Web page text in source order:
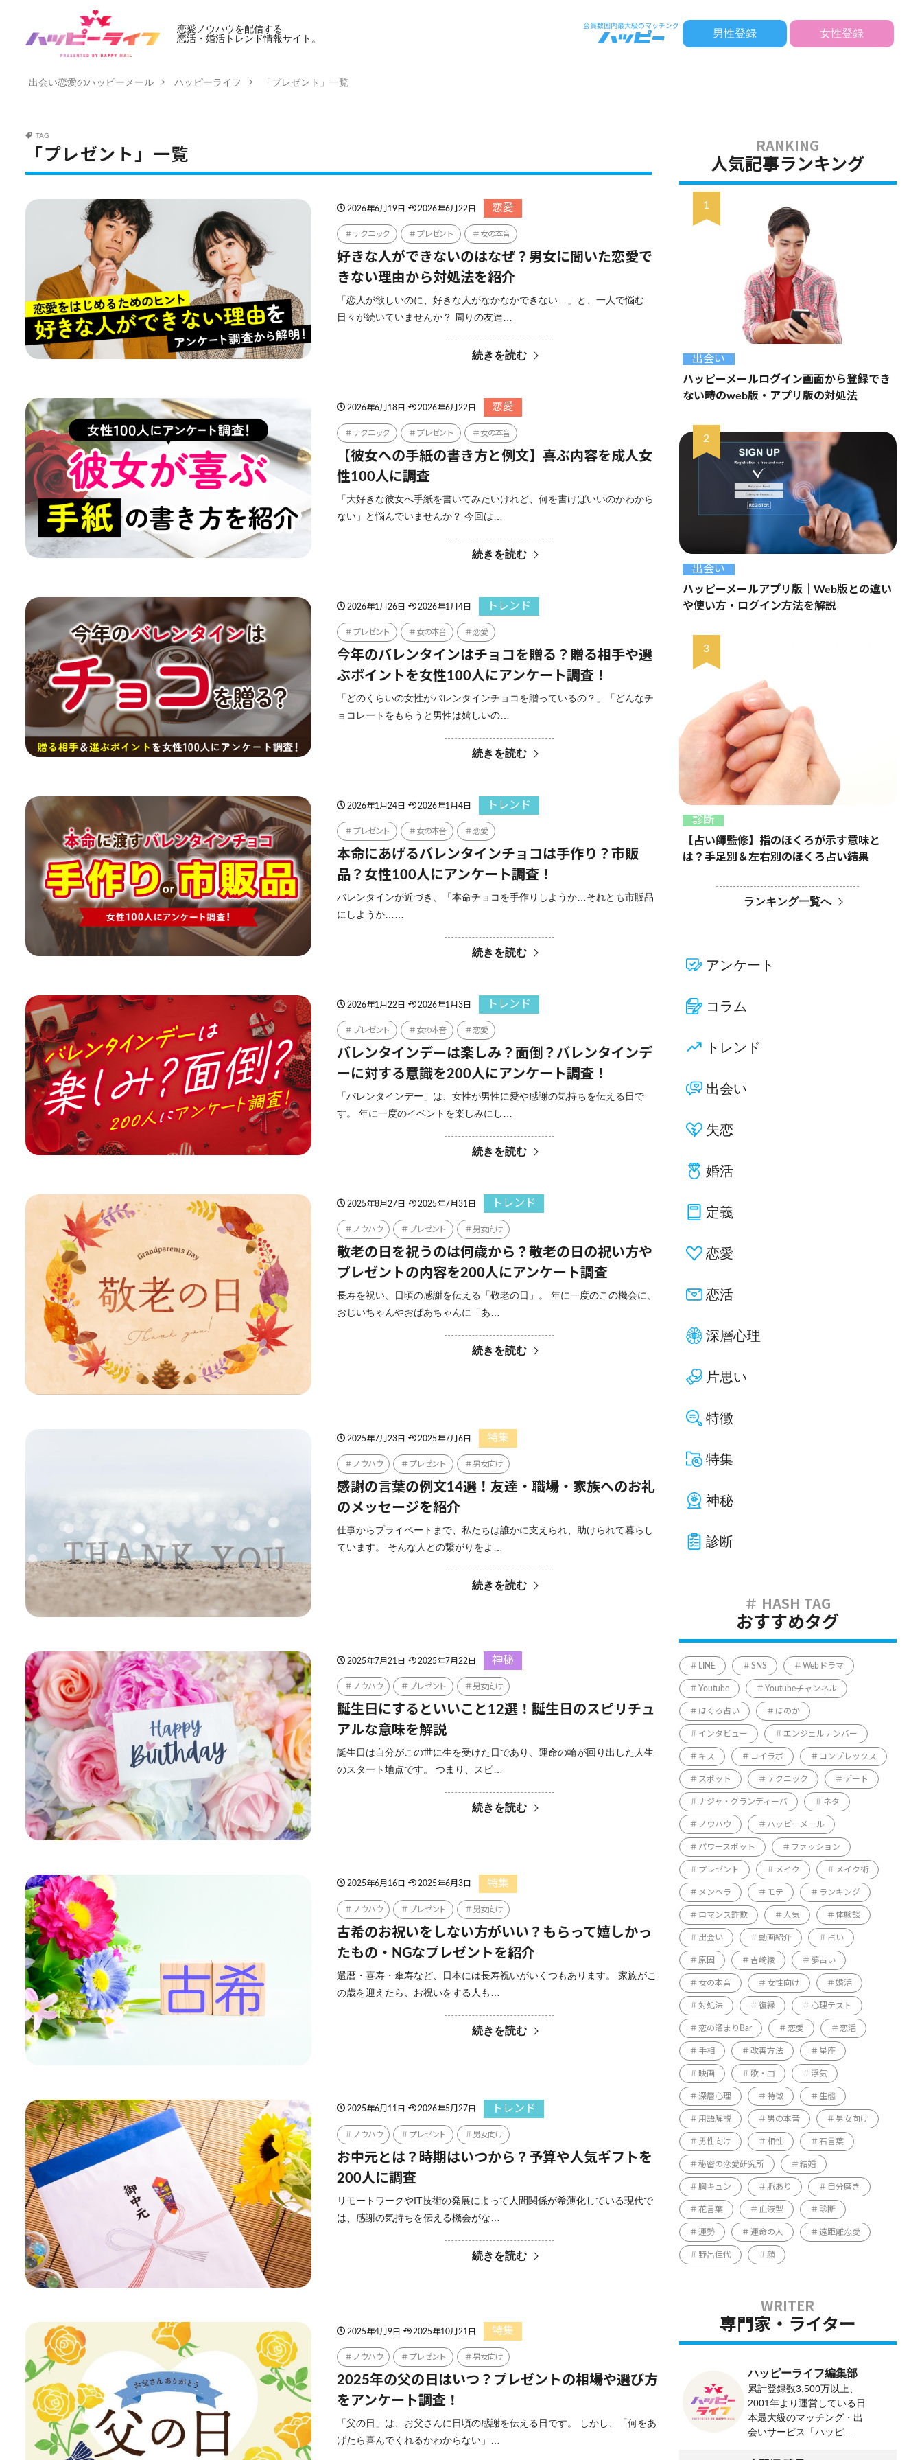
恋愛ノウハウを配信する
恋活・婚活トレンド情報サイト。
男性登録 女性登録
出会い恋愛のハッピーメール ハッピーライフ 「プレゼント」一覧
TAG
「プレゼント」一覧
2026年6月19日 2026年6月22日 恋愛
テクニック プレゼント 女の本音
好きな人ができないのはなぜ？男女に聞いた恋愛で
きない理由から対処法を紹介
「恋人が欲しいのに、好きな人がなかなかできない…」と、一人で悩む
日々が続いていませんか？ 周りの友達…
続きを読む
2026年6月18日 2026年6月22日 恋愛
テクニック プレゼント 女の本音
【彼女への手紙の書き方と例文】喜ぶ内容を成人女
性100人に調査
「大好きな彼女へ手紙を書いてみたいけれど、何を書けばいいのかわから
ない」と悩んでいませんか？ 今回は…
続きを読む
2026年1月26日 2026年1月4日 トレンド
プレゼント 女の本音 恋愛
今年のバレンタインはチョコを贈る？贈る相手や選
ぶポイントを女性100人にアンケート調査！
「どのくらいの女性がバレンタインチョコを贈っているの？」「どんなチ
ョコレートをもらうと男性は嬉しいの…
続きを読む
2026年1月24日 2026年1月4日 トレンド
プレゼント 女の本音 恋愛
本命にあげるバレンタインチョコは手作り？市販
品？女性100人にアンケート調査！
バレンタインが近づき、「本命チョコを手作りしようか…それとも市販品
にしようか……
続きを読む
2026年1月22日 2026年1月3日 トレンド
プレゼント 女の本音 恋愛
バレンタインデーは楽しみ？面倒？バレンタインデ
ーに対する意識を200人にアンケート調査！
「バレンタインデー」は、女性が男性に愛や感謝の気持ちを伝える日で
す。 年に一度のイベントを楽しみにし…
続きを読む
2025年8月27日 2025年7月31日 トレンド
ノウハウ プレゼント 男女向け
敬老の日を祝うのは何歳から？敬老の日の祝い方や
プレゼントの内容を200人にアンケート調査
長寿を祝い、日頃の感謝を伝える「敬老の日」。 年に一度のこの機会に、
おじいちゃんやおばあちゃんに「あ…
続きを読む
2025年7月23日 2025年7月6日 特集
ノウハウ プレゼント 男女向け
感謝の言葉の例文14選！友達・職場・家族へのお礼
のメッセージを紹介
仕事からプライベートまで、私たちは誰かに支えられ、助けられて暮らし
ています。 そんな人との繋がりをよ…
続きを読む
2025年7月21日 2025年7月22日 神秘
ノウハウ プレゼント 男女向け
誕生日にするといいこと12選！誕生日のスピリチュ
アルな意味を解説
誕生日は自分がこの世に生を受けた日であり、運命の輪が回り出した人生
のスタート地点です。 つまり、スピ…
続きを読む
2025年6月16日 2025年6月3日 特集
ノウハウ プレゼント 男女向け
古希のお祝いをしない方がいい？もらって嬉しかっ
たもの・NGなプレゼントを紹介
還暦・喜寿・傘寿など、日本には長寿祝いがいくつもあります。 家族がこ
の歳を迎えたら、お祝いをする人も…
続きを読む
2025年6月11日 2026年5月27日 トレンド
ノウハウ プレゼント 男女向け
お中元とは？時期はいつから？予算や人気ギフトを
200人に調査
リモートワークやIT技術の発展によって人間関係が希薄化している現代で
は、感謝の気持ちを伝える機会がな…
続きを読む
2025年4月9日 2025年10月21日 特集
ノウハウ プレゼント 男女向け
2025年の父の日はいつ？プレゼントの相場や選び方
をアンケート調査！
「父の日」は、お父さんに日頃の感謝を伝える日です。 しかし、「何をあ
げたら喜んでくれるかわからない」…
人気記事ランキング
出会い
ハッピーメールログイン画面から登録でき
ない時のweb版・アプリ版の対処法
出会い
ハッピーメールアプリ版｜Web版との違い
や使い方・ログイン方法を解説
診断
【占い師監修】指のほくろが示す意味と
は？手足別＆左右別のほくろ占い結果
ランキング一覧へ
アンケート
コラム
トレンド
出会い
失恋
婚活
定義
恋愛
恋活
深層心理
片思い
特徴
特集
神秘
診断
おすすめタグ
LINE SNS Webドラマ
Youtube Youtubeチャンネル
ほくろ占い ほのか
インタビュー エンジェルナンバー
キス コイラボ コンプレックス
スポット テクニック デート
ナジャ・グランディーバ ネタ
ノウハウ ハッピーメール
パワースポット ファッション
プレゼント メイク メイク術
メンヘラ モテ ランキング
ロマンス詐欺 人気 体験談
出会い 動画紹介 占い
原因 吉崎綾 夢占い
女の本音 女性向け 婚活
対処法 復縁 心理テスト
恋の溜まりBar 恋愛 恋活
手相 改善方法 星座
映画 歌・曲 浮気
深層心理 特徴 生態
用語解説 男の本音 男女向け
男性向け 相性 石言葉
秘密の恋愛研究所 結婚
胸キュン 脈あり 自分磨き
花言葉 血液型 診断
運勢 運命の人 遠距離恋愛
野呂佳代 顔
専門家・ライター
ハッピーライフ編集部
累計登録数3,500万以上、
2001年より運営している日
本最大級のマッチング・出
会いサービス「ハッピ...